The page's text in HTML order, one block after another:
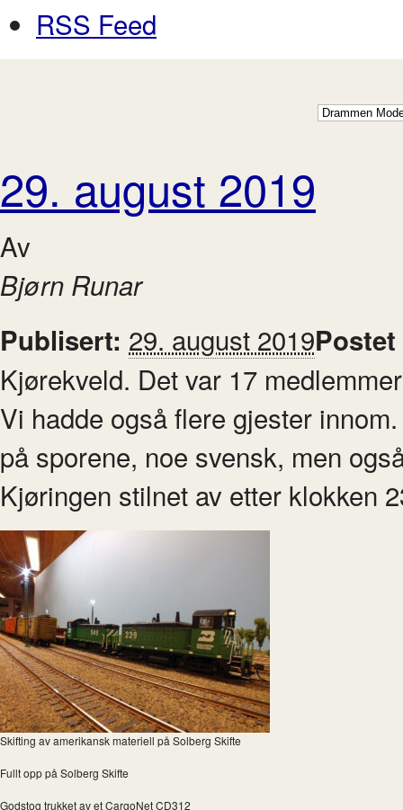
RSS Feed
29. august 2019
Av
Bjørn Runar
Publisert: 29. august 2019
Kjørekveld. Det var 17
Vi hadde også flere gjester
på sporene, noe svensk, men
Kjøringen stilnet av etter klokken
Skifting av amerikansk materiell på Solberg Skifte
Fullt opp på Solberg Skifte
Godstog trukket av et CargoNet CD312